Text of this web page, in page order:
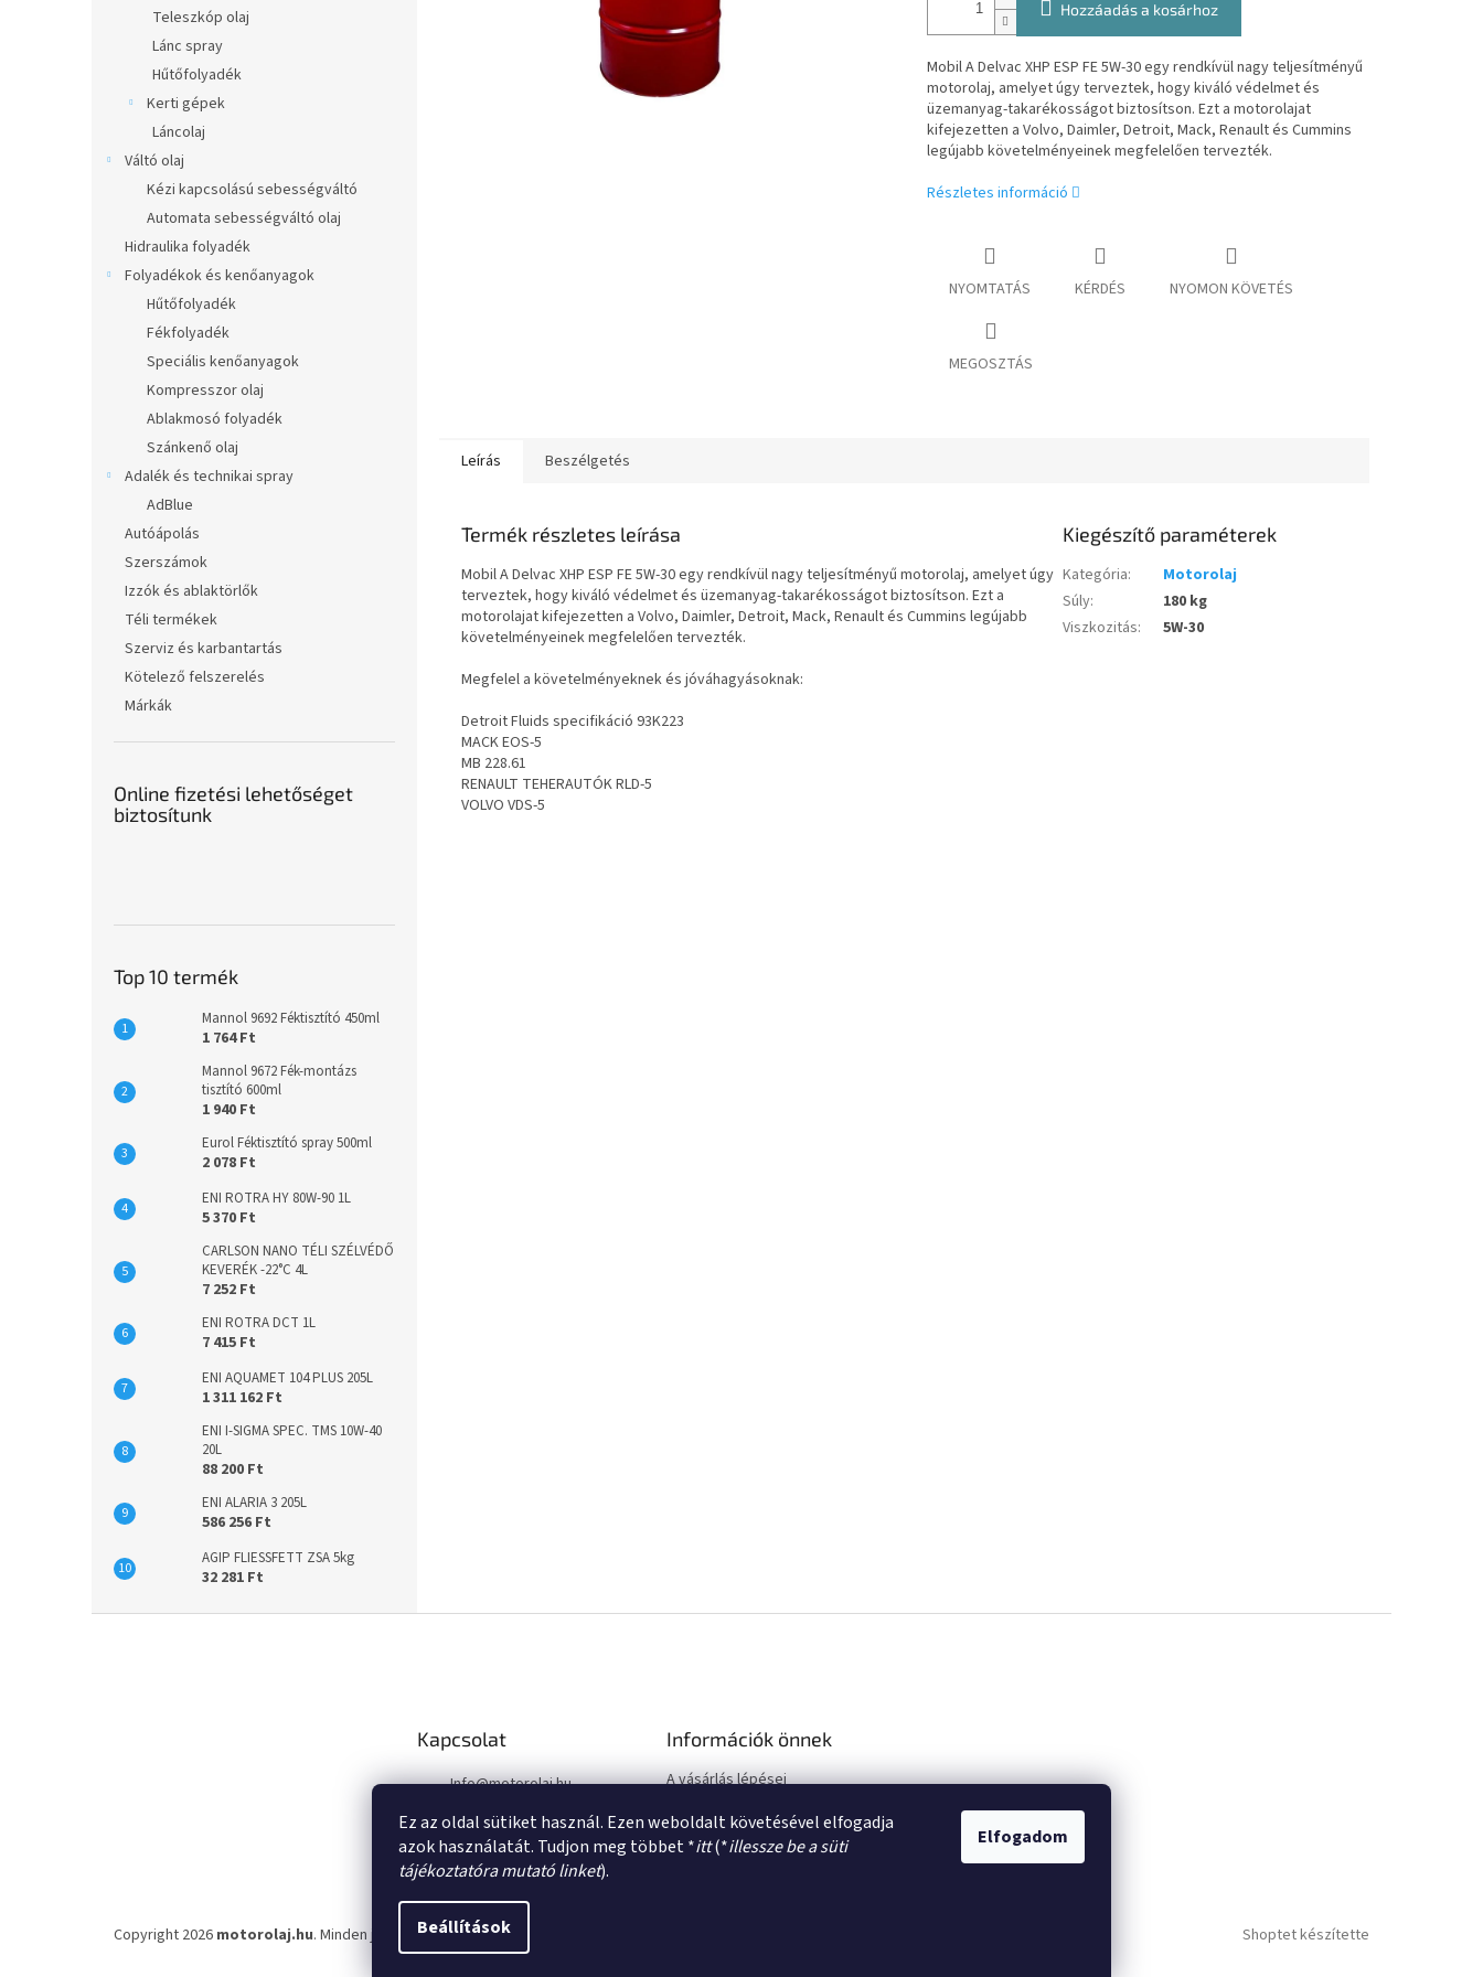
Ez az oldal sütiket használ. Ezen weboldalt követésével elfogadja
azok használatát. Tudjon meg többet *itt(*illessze be a süti
tájékoztatóra mutató linket).
Beállítások
Elfogadom
Teleszkóp olaj
Lánc spray
Hűtőfolyadék
Kerti gépek
Láncolaj
Váltó olaj
Kézi kapcsolású sebességváltó
Automata sebességváltó olaj
Hidraulika folyadék
Folyadékok és kenőanyagok
Hűtőfolyadék
Fékfolyadék
Speciális kenőanyagok
Kompresszor olaj
Ablakmosó folyadék
Szánkenő olaj
Adalék és technikai spray
AdBlue
Autóápolás
Szerszámok
Izzók és ablaktörlők
Téli termékek
Szerviz és karbantartás
Kötelező felszerelés
Márkák
Online fizetési lehetőséget
biztosítunk
Top 10 termék
Mannol 9692 Féktisztító 450ml
1 764 Ft
Mannol 9672 Fék-montázs
tisztító 600ml
1 940 Ft
Eurol Féktisztító spray 500ml
2 078 Ft
ENI ROTRA HY 80W-90 1L
5 370 Ft
CARLSON NANO TÉLI SZÉLVÉDŐ
KEVERÉK -22°C 4L
7 252 Ft
ENI ROTRA DCT 1L
7 415 Ft
ENI AQUAMET 104 PLUS 205L
1 311 162 Ft
ENI I-SIGMA SPEC. TMS 10W-40
20L
88 200 Ft
ENI ALARIA 3 205L
586 256 Ft
AGIP FLIESSFETT ZSA 5kg
32 281 Ft
Hozzáadás a kosárhoz
Mobil A Delvac XHP ESP FE 5W-30 egy rendkívül nagy teljesítményű
motorolaj, amelyet úgy terveztek, hogy kiváló védelmet és
üzemanyag-takarékosságot biztosítson. Ezt a motorolajat
kifejezetten a Volvo, Daimler, Detroit, Mack, Renault és Cummins
legújabb követelményeinek megfelelően tervezték.
Részletes információ
NYOMTATÁS KÉRDÉS NYOMON KÖVETÉS
MEGOSZTÁS
Leírás Beszélgetés
Termék részletes leírása
Mobil A Delvac XHP ESP FE 5W-30 egy rendkívül nagy teljesítményű motorolaj, amelyet úgy
terveztek, hogy kiváló védelmet és üzemanyag-takarékosságot biztosítson. Ezt a
motorolajat kifejezetten a Volvo, Daimler, Detroit, Mack, Renault és Cummins legújabb
követelményeinek megfelelően tervezték.
Megfelel a követelményeknek és jóváhagyásoknak:
Detroit Fluids specifikáció 93K223
MACK EOS-5
MB 228.61
RENAULT TEHERAUTÓK RLD-5
VOLVO VDS-5
Kiegészítő paraméterek
Kategória:
Motorolaj
Súly:
180 kg
Viszkozitás: 5W-30
Kapcsolat
Info@motorolaj.hu
Információk önnek
A vásárlás lépései
Adatkezelési tájékoztató
Shoptet készítette
Copyright 2026 motorolaj.hu. Minden jog fenntartva.